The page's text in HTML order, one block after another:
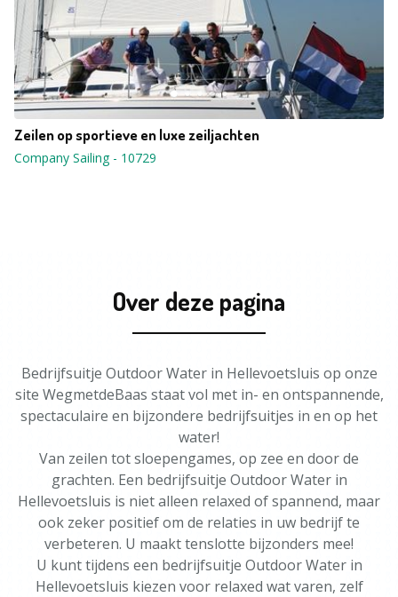
Zeilen op sportieve en luxe zeiljachten
Company Sailing- 10729
Over deze pagina
Bedrijfsuitje Outdoor Water in Hellevoetsluis op onze
site WegmetdeBaas staat vol met in- en ontspannende,
spectaculaire en bijzondere bedrijfsuitjes in en op het
water!
Van zeilen tot sloepengames, op zee en door de
grachten. Een bedrijfsuitje Outdoor Water in
Hellevoetsluis is niet alleen relaxed of spannend, maar
ook zeker positief om de relaties in uw bedrijf te
verbeteren. U maakt tenslotte bijzonders mee!
U kunt tijdens een bedrijfsuitje Outdoor Water in
Hellevoetsluis kiezen voor relaxed wat varen, zelf